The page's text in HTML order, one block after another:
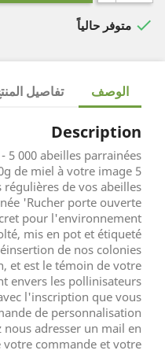
 متوفر حالياً
الوصف تفاصيل
Description
5 000 abeilles parrainées :
5 pots de 250g de miel à votre image
régulières de vos abeilles
'Rucher porte ouverte'
pour l'environnement
mis en pot et étiqueté
de nos colonies
et est le témoin de votre
envers les pollinisateurs.
l'inscription que vous
de personnalisation
adresser un mail en
commande et votre